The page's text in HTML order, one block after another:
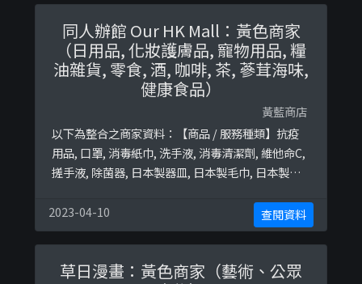
decoration |Hong KongFacebook pag ...
同人辦館 Our HK Mall：黃色商家
（日用品, 化妝護膚品, 寵物用品, 糧
油雜貨, 零食, 酒, 咖啡, 茶, 蔘茸海味,
健康食品）
黃藍商店
以下為整合之商家資料：【商品 / 服務種類】抗疫
用品, 口罩, 消毒紙巾, 洗手液, 消毒清潔劑, 維他命C,
搓手液, 除菌器, 日本製器皿, 日本製毛巾, 日本製刀,
耳式咖啡包, 保濕乳液, 洗面啫喱, 鬚後水, 剃鬚膏, 本
地手工啤, 台灣手信, 麻辣醬, XO醬, 薑黃粉, 薑茶包,
薑潔面泡, 薑面膜, 薑皂液, 茶包, 手工氈酒 ...
2023-04-10 查閱資料
草日漫畫：黃色商家（藝術、公眾